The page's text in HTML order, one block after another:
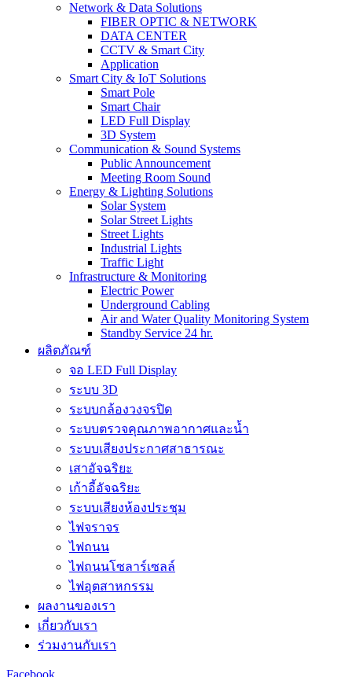
Network & Data Solutions
FIBER OPTIC & NETWORK​
DATA CENTER
CCTV & Smart City
Application
Smart City & IoT Solutions
Smart Pole
Smart Chair
LED Full Display
3D System
Communication & Sound Systems
Public Announcement
Meeting Room Sound
Energy & Lighting Solutions
Solar System
Solar Street Lights
Street Lights
Industrial Lights
Traffic Light
Infrastructure & Monitoring
Electric Power
Underground Cabling
Air and Water Quality Monitoring System
Standby Service 24 hr.
ผลิตภัณฑ์
จอ LED Full Display
ระบบ 3D
ระบบกล้องวงจรปิด
ระบบตรวจคุณภาพอากาศและน้ำ
ระบบเสียงประกาศสาธารณะ
เสาอัจฉริยะ
เก้าอี้อัจฉริยะ
ระบบเสียงห้องประชุม
ไฟจราจร
ไฟถนน
ไฟถนนโซลาร์เซลล์
ไฟอุตสาหกรรม
ผลงานของเรา
เกี่ยวกับเรา
ร่วมงานกับเรา
Facebook